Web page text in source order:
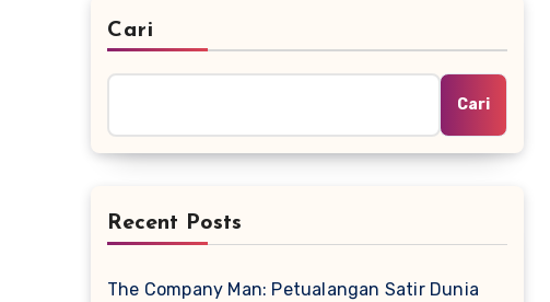
Cari
Cari
Recent Posts
The Company Man: Petualangan Satir Dunia